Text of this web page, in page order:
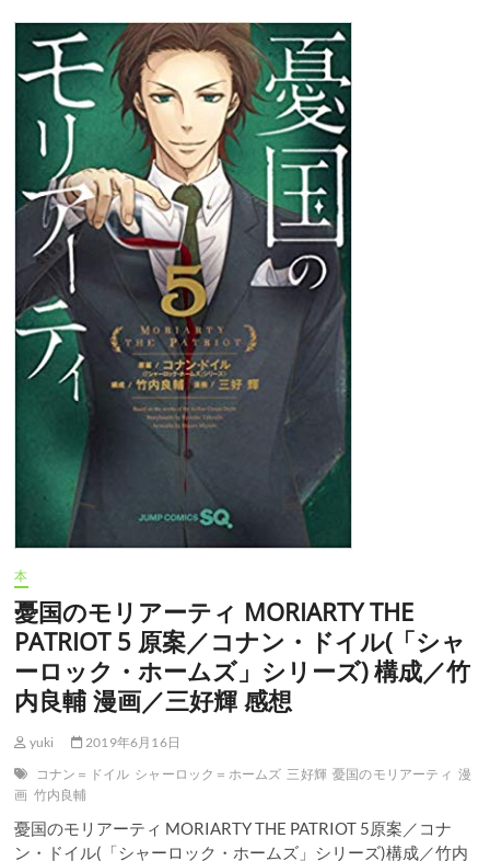
モ
リ
ア
テ
MORIARTY
THE
PATRIOT
6
原
ン・
イ
(「シ
ク・
シ
リ
ー
構
成
／
竹
良
輔
画
／
本
憂国のモリアーティ MORIARTY THE
PATRIOT 5 原案／コナン・ドイル(「シャ
ーロック・ホームズ」シリーズ) 構成／竹
内良輔 漫画／三好輝 感想
yuki
2019年6月16日
コナン＝ドイル シャーロック＝ホームズ 三好輝 憂国のモリアーティ 漫
画 竹内良輔
憂国のモリアーティ MORIARTY THE PATRIOT 5原案／コナ
ン・ドイル(「シャーロック・ホームズ」シリーズ)構成／竹内